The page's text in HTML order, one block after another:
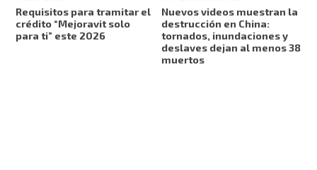
Requisitos para tramitar el
crédito “Mejoravit solo
para ti” este 2026
Nuevos videos muestran la
destrucción en China:
tornados, inundaciones y
deslaves dejan al menos 38
muertos